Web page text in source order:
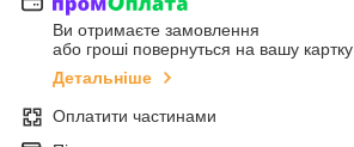
Ви отримаєте замовлення
або гроші повернуться на вашу картку
Детальніше
Оплатити частинами